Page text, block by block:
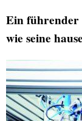
Ein führender
wie seine